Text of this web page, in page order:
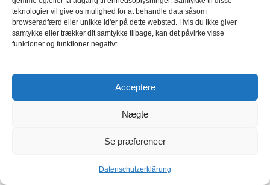
teknologier vil give os mulighed for at behandle data såsom
browseradfærd eller unikke id'er på dette websted. Hvis du ikke giver
samtykke eller trækker dit samtykke tilbage, kan det påvirke visse
funktioner og funktioner negativt.
Acceptere
Nægte
Se præferencer
Datenschutzerklärung
IN DEN WARENKORB LEGEN
SKU:8197-199 SKU:8197-200
GO TO HAAR- UND BARTPFLEGE
GESICHT